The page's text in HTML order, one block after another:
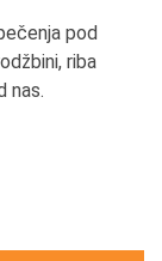
pod
riba
nas.